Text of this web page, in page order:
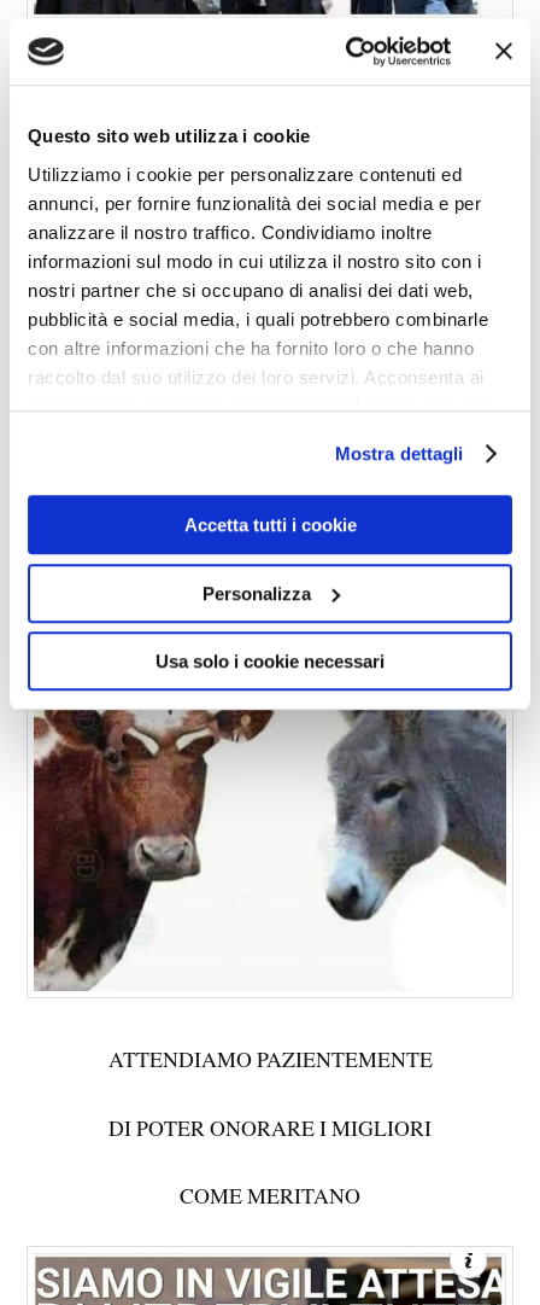
Questo sito web utilizza i cookie
Utilizziamo i cookie per personalizzare contenuti ed
annunci, per fornire funzionalità dei social media e per
analizzare il nostro traffico. Condividiamo inoltre
informazioni sul modo in cui utilizza il nostro sito con i
nostri partner che si occupano di analisi dei dati web,
pubblicità e social media, i quali potrebbero combinarle
con altre informazioni che ha fornito loro o che hanno
raccolto dal suo utilizzo dei loro servizi. Acconsenta ai
nostri cookie se continua ad utilizzare il nostro sito web.
Mostra dettagli
Accetta tutti i cookie
Personalizza
Usa solo i cookie necessari
TANTO MIGLIORI
CHE PERFINO GLI ANIMALI
CI AMMIRANO
ATTENDIAMO PAZIENTEMENTE
DI POTER ONORARE I MIGLIORI
COME MERITANO